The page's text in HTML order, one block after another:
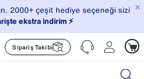
×
2000+ çeşit hediye seçeneği sizi
ekstra indirim ⚡️
Sipariş Takibi